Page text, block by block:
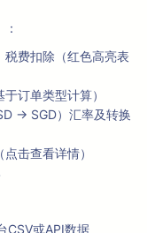
费扣除（红色高亮表
订单类型计算）
→ SGD）汇率及转换
击查看详情）
CSV或API数据